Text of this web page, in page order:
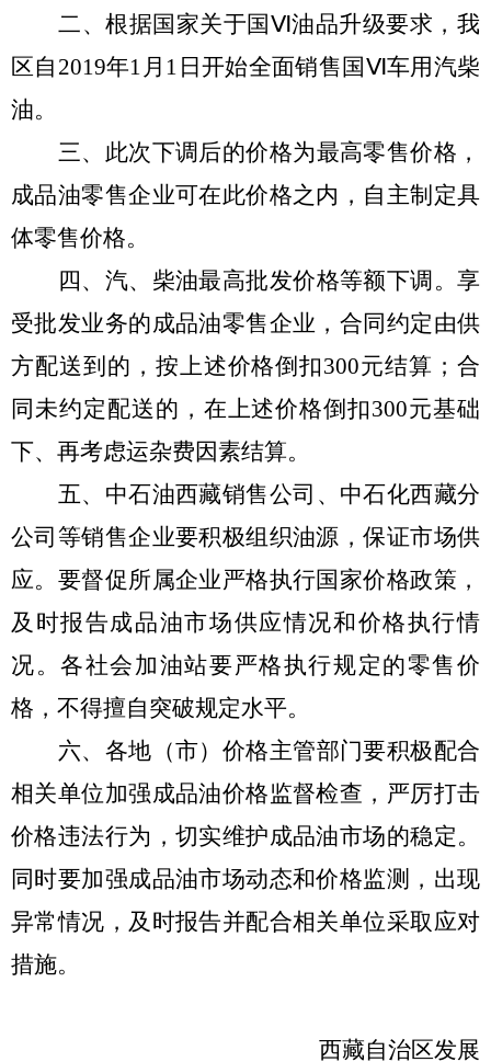
二、根据国家关于国Ⅵ油品升级要求，我
区自2019年1月1日开始全面销售国Ⅵ车用汽柴
油。
三、 此次下调 后的价格为最高零售价格，
成品油零售企业可在此价格之内，自主制定具
体零售价格。
四、 汽、柴油最高批发价格等额下调 。享
受批发业务的成品油零售企业，合同约定由供
方配送到的，按上述价格倒扣300元结算；合
同未约定配送的，在上述价格倒扣300元基础
下、再考虑运杂费因素结算。
五、 中石油西藏销售公司 、 中石化西藏分
公司等销售企业要积极组织油源，保证市场供
应。要督促所属企业严格执行国家价格政策，
及时报告成品油市场供应情况和价格执行情
况。各社会加油站要严格执行规定的零售价
格，不得擅自突破规定水平。
六、 各地（市）价格主管部门要积极配合
相关单位加强成品油价格监督检查，严厉打击
价格违法行为，切实维护成品油市场的稳定。
同时要加强成品油市场动态和价格监测，出现
异常情况，及时报告并配合相关单位采取应对
措施。
西藏自治区发展